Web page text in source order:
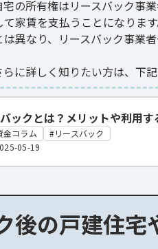
の所有権はリースバック事
家賃を支払うことになりま
異なり、リースバック事業
に詳しく知りたい方は、下
ックとは？メリットや利用
金コラム
リースバック
05-19
後の戸建住